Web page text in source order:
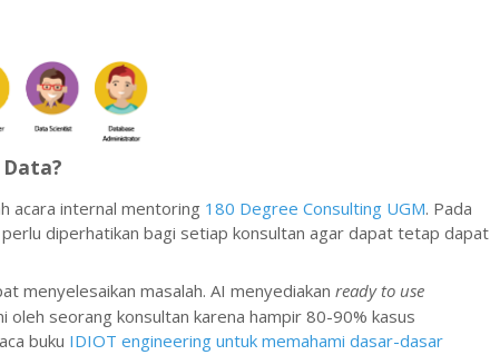
acara internal mentoring 180 Degree Consulting UGM. Pada
diperhatikan bagi setiap konsultan agar dapat tetap dapat
menyelesaikan masalah. AI menyediakan ready to use
oleh seorang konsultan karena hampir 80-90% kasus
buku IDIOT engineering untuk memahami dasar-dasar